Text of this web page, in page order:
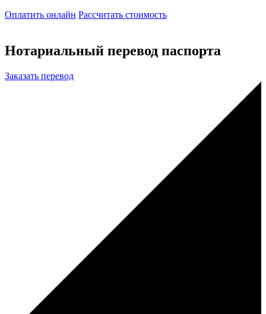
Оплатить онлайн Рассчитать стоимость
Нотариальный перевод паспорта
Заказать перевод